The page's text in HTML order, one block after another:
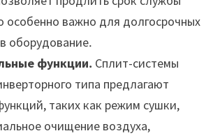
особенно важно для долгосрочных
оборудование․
функции․ Сплит-системы
типа предлагают
таких как режим сушки,
очищение воздуха,